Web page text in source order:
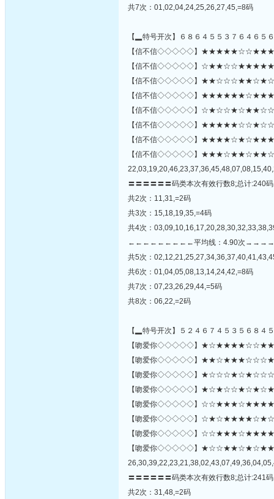
共7次：01,02,04,24,25,26,27,45,=8码
【▂特号开次】６８６４５５３７６４６５
【信不信◇◇◇◇◇】
【信不信◇◇◇◇◇】
【信不信◇◇◇◇◇】
【信不信◇◇◇◇◇】
【信不信◇◇◇◇◇】
【信不信◇◇◇◇◇】
【信不信◇◇◇◇◇】
【信不信◇◇◇◇◇】
〓〓〓〓〓〓码类本次有效行数8;总计:240
共2次：11,31,=2码
共3次：15,18,19,35,=4码
共4次：
←←←←←←←←←平均线：4.90次
共5次：
共6次：01,04,05,08,13,14,24,42,=8码
共7次：07,23,26,29,44,=5码
共8次：06,22,=2码
【▂特号开次】５２４６７４５３５６８４
【吻爱你◇◇◇◇◇】
【吻爱你◇◇◇◇◇】
【吻爱你◇◇◇◇◇】
【吻爱你◇◇◇◇◇】
【吻爱你◇◇◇◇◇】
【吻爱你◇◇◇◇◇】
【吻爱你◇◇◇◇◇】
【吻爱你◇◇◇◇◇】
〓〓〓〓〓〓码类本次有效行数8;总计:241
共2次：31,48,=2码